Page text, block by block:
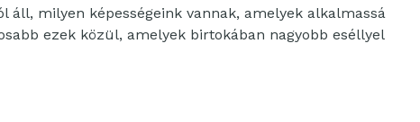
milyen képességeink vannak, amelyek alkalmassá
ezek közül, amelyek birtokában nagyobb eséllyel